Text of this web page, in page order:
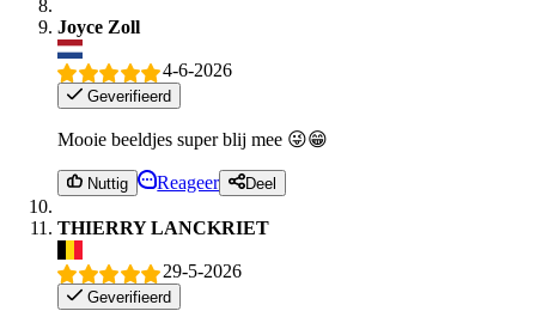
Joyce Zoll
4-6-2026
Geverifieerd
Mooie beeldjes super blij mee 😜😁
Nuttig Reageer Deel
THIERRY LANCKRIET
29-5-2026
Geverifieerd